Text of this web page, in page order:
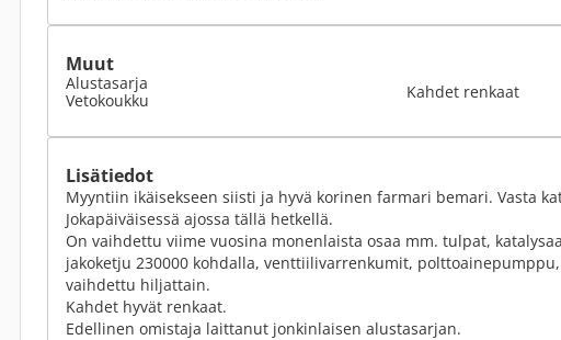
Muut
Alustasarja
Vetokoukku
Kahdet renkaat
Lisätiedot
Myyntiin ikäisekseen siisti ja hyvä korinen farmari bemari. Vasta
Jokapäiväisessä ajossa tällä hetkellä.
On vaihdettu viime vuosina monenlaista osaa mm. tulpat,
jakoketju 230000 kohdalla, venttiilivarrenkumit,
vaihdettu hiljattain.
Kahdet hyvät renkaat.
Edellinen omistaja laittanut jonkinlaisen alustasarjan.